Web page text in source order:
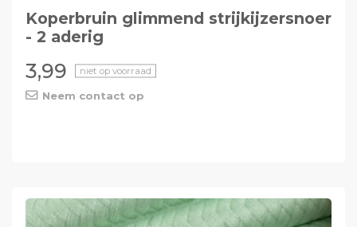
Koperbruin glimmend strijkijzersnoer
- 2 aderig
3,99 niet op voorraad
Neem contact op